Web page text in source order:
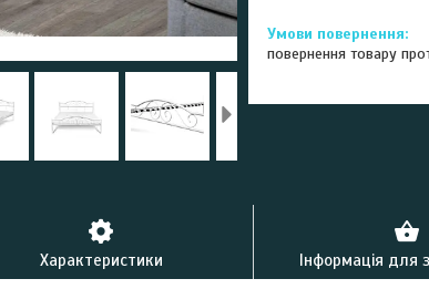
повернення товару
Характеристики Інформація для